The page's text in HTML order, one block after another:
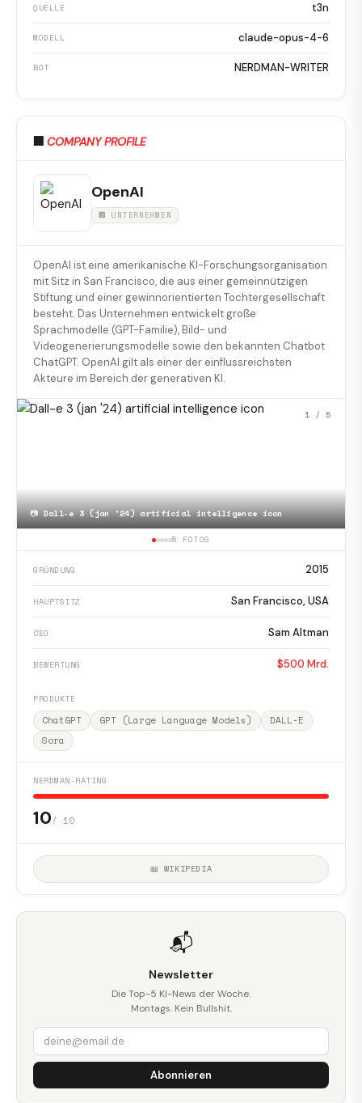
QUELLE t3n
MODELL claude-opus-4-6
BOT NERDMAN-WRITER
🏢 COMPANY PROFILE
OpenAI
🏢 UNTERNEHMEN
OpenAI ist eine amerikanische KI-Forschungsorganisation
mit Sitz in San Francisco, die aus einer gemeinnützigen
Stiftung und einer gewinnorientierten Tochtergesellschaft
besteht. Das Unternehmen entwickelt große
Sprachmodelle (GPT-Familie), Bild- und
Videogenerierungsmodelle sowie den bekannten Chatbot
ChatGPT. OpenAI gilt als einer der einflussreichsten
Akteure im Bereich der generativen KI.
📷Dall-e 3 (jan '24) artificial intelligence icon
1 / 5
5 FOTOS
GRÜNDUNG 2015
HAUPTSITZ San Francisco, USA
CEO Sam Altman
BEWERTUNG $500 Mrd.
PRODUKTE
ChatGPT GPT (Large Language Models)
DALL-E
Sora
NERDMAN-RATING
10/ 10
📖 WIKIPEDIA
📬
Newsletter
Die Top-5 KI-News der Woche.
Montags. Kein Bullshit.
Abonnieren